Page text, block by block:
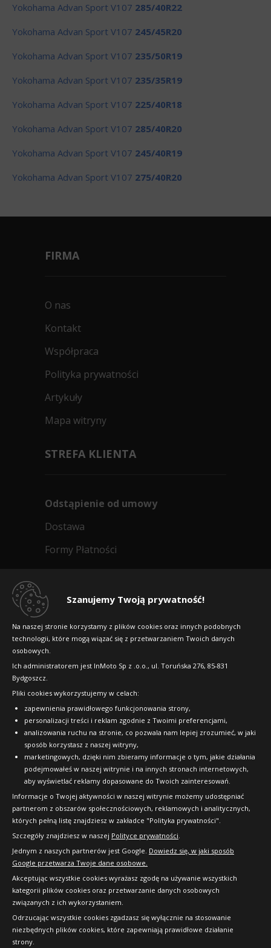
Szanujemy Twoją prywatność!
Na naszej stronie korzystamy z plików cookies oraz innych podobnych
technologii, które mogą wiązać się z przetwarzaniem Twoich danych
osobowych.
Ich administratorem jest InMoto Sp z .o.o., ul. Toruńska 276, 85-831
Bydgoszcz.
Pliki cookies wykorzystujemy w celach:
zapewnienia prawidłowego funkcjonowania strony,
personalizacji treści i reklam zgodnie z Twoimi preferencjami,
analizowania ruchu na stronie, co pozwala nam lepiej zrozumieć, w jaki
sposób korzystasz z naszej witryny,
marketingowych, dzięki nim zbieramy informacje o tym, jakie działania
podejmowałeś w naszej witrynie i na innych stronach internetowych,
aby wyświetlać reklamy dopasowane do Twoich zainteresowań.
Informacje o Twojej aktywności w naszej witrynie możemy udostępniać
partnerom z obszarów społecznościowych, reklamowych i analitycznych,
których pełną listę znajdziesz w zakładce "Polityka prywatności".
Szczegóły znajdziesz w naszej Polityce prywatności.
Jednym z naszych partnerów jest Google. Dowiedz się, w jaki sposób
Google przetwarza Twoje dane osobowe.
Akceptując wszystkie cookies wyrażasz zgodę na używanie wszystkich
kategorii plików cookies oraz przetwarzanie danych osobowych
związanych z ich wykorzystaniem.
Odrzucając wszystkie cookies zgadzasz się wyłącznie na stosowanie
niezbędnych plików cookies, które zapewniają prawidłowe działanie
strony.
Yokohama Advan Sport V107 285/40R22
Yokohama Advan Sport V107 245/45R20
Yokohama Advan Sport V107 235/50R19
Yokohama Advan Sport V107 235/35R19
Yokohama Advan Sport V107 225/40R18
Yokohama Advan Sport V107 285/40R20
Yokohama Advan Sport V107 245/40R19
Yokohama Advan Sport V107 275/40R20
FIRMA
O nas
Kontakt
Współpraca
Polityka prywatności
Artykuły
Mapa witryny
STREFA KLIENTA
Odstąpienie od umowy
Dostawa
Formy Płatności
Dlaczego warto kupić w 24opony.pl
Raty
FAQ
OFICJALNY PARTNER